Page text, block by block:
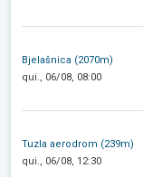
Bjelašnica (2070m)
qui., 06/08, 08:00
Tuzla aerodrom (239m)
qui., 06/08, 12:30